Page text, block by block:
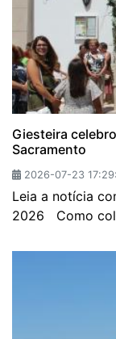
Giesteira
Sacramento
2026-07-23
Leia a notícia
2026 Como